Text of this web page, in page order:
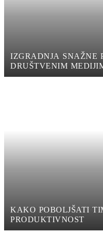
IZGRADNJA SNAŽNE
DRUŠTVENIM
DIGITALNOG
KAKO POBOLJŠATI
PRODUKTIVNOST